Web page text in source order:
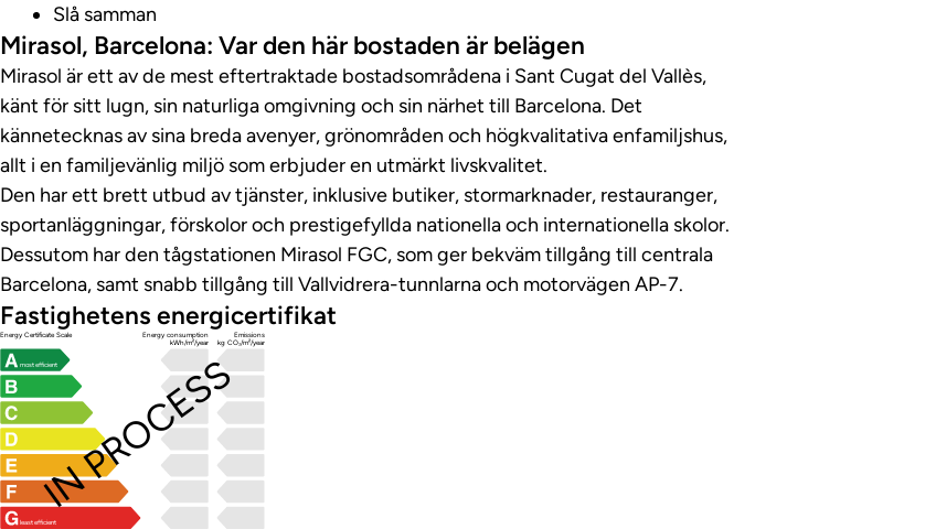
Slå samman
Mirasol, Barcelona: Var den här bostaden är belägen
Mirasol är ett av de mest eftertraktade bostadsområdena i Sant Cugat del Vallès,
känt för sitt lugn, sin naturliga omgivning och sin närhet till Barcelona. Det
kännetecknas av sina breda avenyer, grönområden och högkvalitativa enfamiljshus,
allt i en familjevänlig miljö som erbjuder en utmärkt livskvalitet.
Den har ett brett utbud av tjänster, inklusive butiker, stormarknader, restauranger,
sportanläggningar, förskolor och prestigefyllda nationella och internationella skolor.
Dessutom har den tågstationen Mirasol FGC, som ger bekväm tillgång till centrala
Barcelona, ​​samt snabb tillgång till Vallvidrera-tunnlarna och motorvägen AP-7.
Fastighetens energicertifikat
Energy Certificate Scale
Energy consumption
kWh/m²/year
Emissions
kg CO₂/m²/year
most efficient
least efficient
IN PROCESS